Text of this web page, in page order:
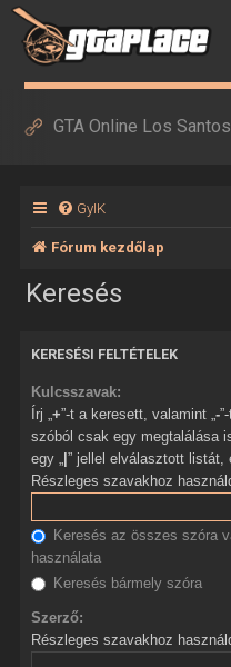
GTA Online Los
GyIK
Fórum kezdőlap
Keresés
KERESÉSI FELTÉTELEK
Kulcsszavak:
Írj „ +”-t a keresett, valamint „ -”-t
szóból csak egy megtalálása
egy „ |” jellel elválasztott listát,
Részleges szavakhoz
Keresés az összes szóra
használata
Keresés bármely szóra
Szerző:
Részleges szavakhoz